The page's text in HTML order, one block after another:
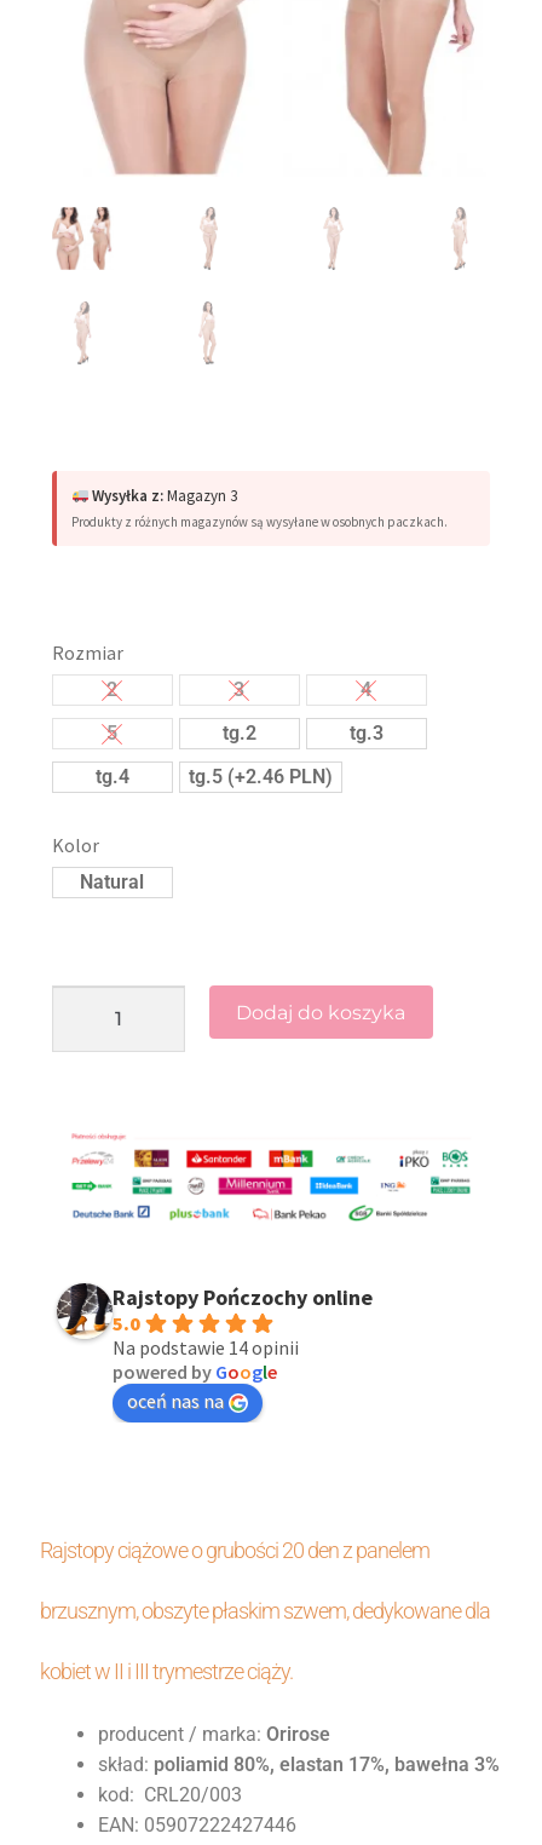
Wysyłka z:Magazyn 3
Produkty z różnych magazynów są wysyłane w osobnych paczkach.
Rozmiar
2 3
4
5
tg.2
tg.3
tg.4
tg.5 (+2.46 PLN)
Kolor
Natural
Dodaj do koszyka
Rajstopy Pończochy online
5.0
Na podstawie 14 opinii
powered by Google
oceń nas na
Rajstopy ciążowe o grubości 20 den z panelem
brzusznym, obszyte płaskim szwem, dedykowane dla
kobiet w II i III trymestrze ciąży.
producent / marka: Orirose
skład: poliamid 80%, elastan 17%, bawełna 3%
kod: CRL20/003
EAN: 05907222427446